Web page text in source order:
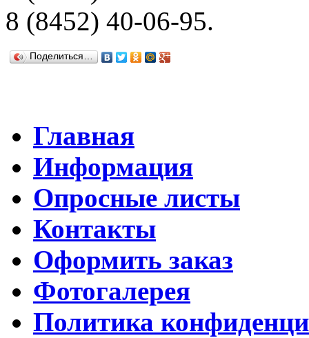
8 (8452) 40-06-95.
Поделиться…
Главная
Информация
Опросные листы
Контакты
Оформить заказ
Фотогалерея
Политика